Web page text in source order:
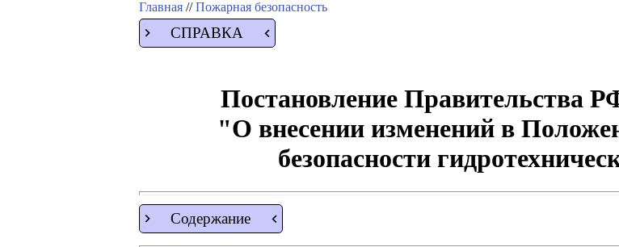
Главная //Пожарная безопасность
СПРАВКА
Постановление Правительства
"О внесении изменений в
безопасности
Содержание